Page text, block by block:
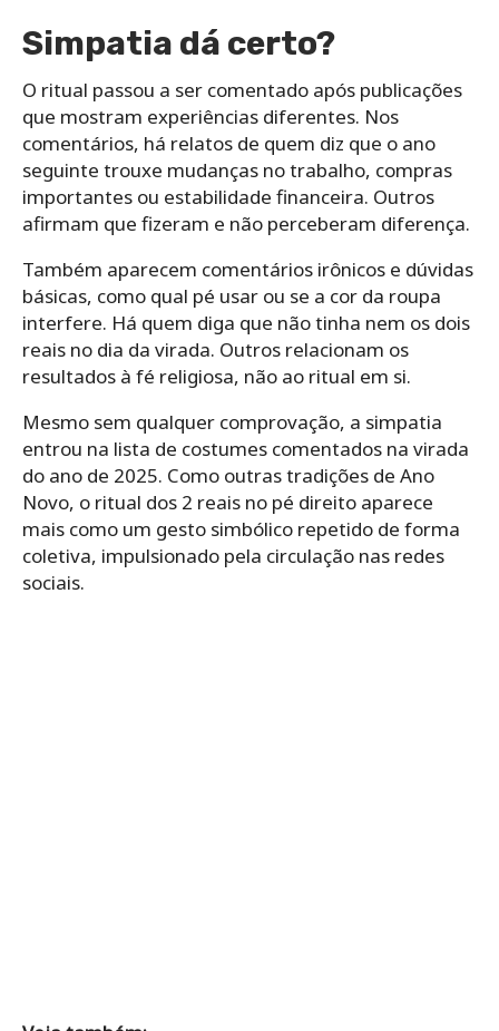
Simpatia dá certo?
O ritual passou a ser comentado após publicações
que mostram experiências diferentes. Nos
comentários, há relatos de quem diz que o ano
seguinte trouxe mudanças no trabalho, compras
importantes ou estabilidade financeira. Outros
afirmam que fizeram e não perceberam diferença.
Também aparecem comentários irônicos e dúvidas
básicas, como qual pé usar ou se a cor da roupa
interfere. Há quem diga que não tinha nem os dois
reais no dia da virada. Outros relacionam os
resultados à fé religiosa, não ao ritual em si.
Mesmo sem qualquer comprovação, a simpatia
entrou na lista de costumes comentados na virada
do ano de 2025. Como outras tradições de Ano
Novo, o ritual dos 2 reais no pé direito aparece
mais como um gesto simbólico repetido de forma
coletiva, impulsionado pela circulação nas redes
sociais.